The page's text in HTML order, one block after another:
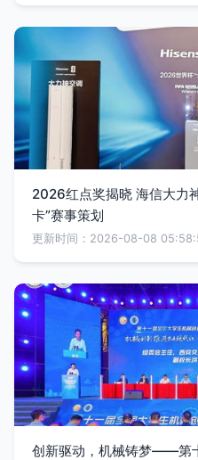
2026红点奖揭晓 海信大力
卡”赛事策划
更新时间：2026-08-08
创新驱动，机械铸梦——第